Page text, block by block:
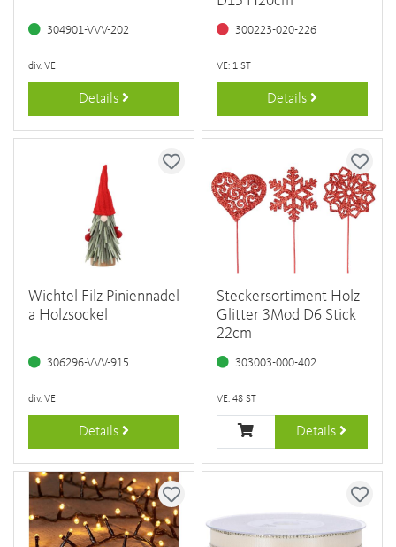
304901-VVV-202
div. VE
Details
300223-020-226
VE: 1 ST
Details
Wichtel Filz Piniennadel
a Holzsockel
306296-VVV-915
div. VE
Details
Steckersortiment Holz
Glitter 3Mod D6 Stick
22cm
303003-000-402
VE: 48 ST
Details